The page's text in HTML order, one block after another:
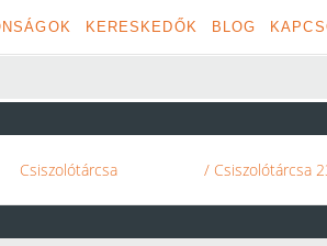
KERESKEDŐK BLOG
Csiszolótárcsa / Csiszolótárcsa